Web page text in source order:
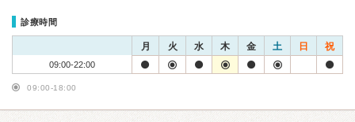
診療時間
月 火 水 木 金 土 日 祝
09:00-22:00
09:00-18:00